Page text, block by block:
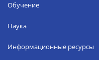
Обучение
Наука
Информационные ресурсы